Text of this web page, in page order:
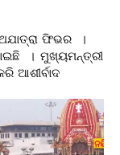
ଫିଭର ।
। ମୁଖ୍ୟମନ୍ତ୍ରୀ
ଆଶୀର୍ବାଦ